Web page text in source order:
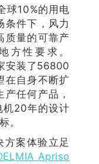
球10%的用电
条件下，风力
质量的可靠产
方性要求。
安装了56800
在自身不断扩
任何产品，
机20年的设计
。
方案体验立足
Apriso